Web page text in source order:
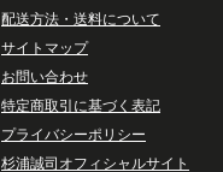
配送方法・送料について
サイトマップ
お問い合わせ
特定商取引に基づく表記
プライバシーポリシー
杉浦誠司オフィシャルサイト